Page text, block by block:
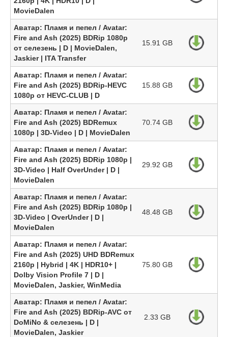
MovieDalen
Аватар: Пламя и пепел / Avatar:
Fire and Ash (2025) BDRip 1080p
от селезень | D | MovieDalen,
Jaskier | ITA Transfer
15.91 GB
Аватар: Пламя и пепел / Avatar:
Fire and Ash (2025) BDRip-HEVC
1080p от HEVC-CLUB | D
15.88 GB
Аватар: Пламя и пепел / Avatar:
Fire and Ash (2025) BDRemux
1080p | 3D-Video | D | MovieDalen
70.74 GB
Аватар: Пламя и пепел / Avatar:
Fire and Ash (2025) BDRip 1080p |
3D-Video | Half OverUnder | D |
MovieDalen
29.92 GB
Аватар: Пламя и пепел / Avatar:
Fire and Ash (2025) BDRip 1080p |
3D-Video | OverUnder | D |
MovieDalen
48.48 GB
Аватар: Пламя и пепел / Avatar:
Fire and Ash (2025) UHD BDRemux
2160p | Hybrid | 4K | HDR10+ |
Dolby Vision Profile 7 | D |
MovieDalen, Jaskier, WinMedia
75.80 GB
Аватар: Пламя и пепел / Avatar:
Fire and Ash (2025) BDRip-AVC от
DoMiNo & селезень | D |
MovieDalen, Jaskier
2.33 GB